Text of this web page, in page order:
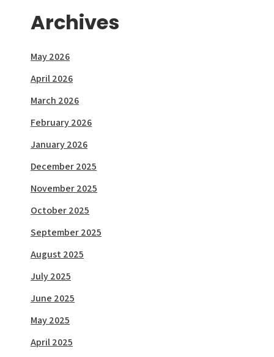
Archives
May 2026
April 2026
March 2026
February 2026
January 2026
December 2025
November 2025
October 2025
September 2025
August 2025
July 2025
June 2025
May 2025
April 2025